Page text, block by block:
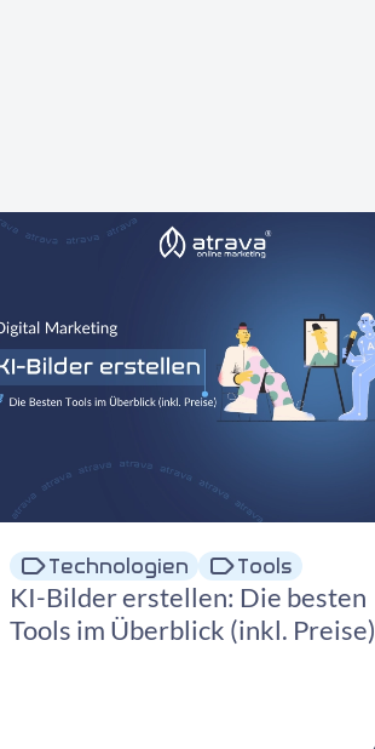
Technologien Tools
KI-Bilder erstellen: Die besten
Tools im Überblick (inkl. Preise)